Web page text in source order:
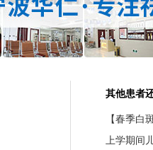
其他患者
【春季白
上学期间